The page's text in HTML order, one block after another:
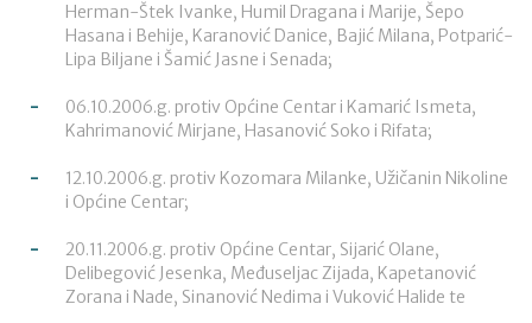
Herman-Štek Ivanke, Humil Dragana i Marije, Šepo
Hasana i Behije, Karanović Danice, Bajić Milana, Potparić-
Lipa Biljane i Šamić Jasne i Senada;
06.10.2006.g. protiv Općine Centar i Kamarić Ismeta,
Kahrimanović Mirjane, Hasanović Soko i Rifata;
12.10.2006.g. protiv Kozomara Milanke, Užičanin Nikoline
i Općine Centar;
20.11.2006.g. protiv Općine Centar, Sijarić Olane,
Delibegović Jesenka, Međuseljac Zijada, Kapetanović
Zorana i Nade, Sinanović Nedima i Vuković Halide te